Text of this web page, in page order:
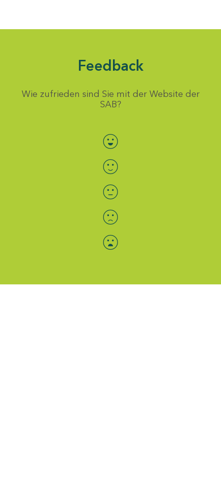
Feedback
Wie zufrieden sind Sie mit der Website der
SAB?
Bewertung auswählen